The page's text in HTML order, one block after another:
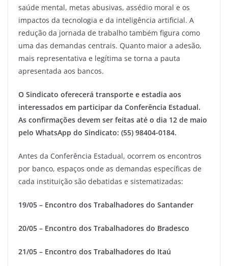
saúde mental, metas abusivas, assédio moral e os
impactos da tecnologia e da inteligência artificial. A
redução da jornada de trabalho também figura como
uma das demandas centrais. Quanto maior a adesão,
mais representativa e legítima se torna a pauta
apresentada aos bancos.
O Sindicato oferecerá transporte e estadia aos
interessados em participar da Conferência Estadual.
As confirmações devem ser feitas até o dia 12 de maio
pelo WhatsApp do Sindicato: (55) 98404-0184.
Antes da Conferência Estadual, ocorrem os encontros
por banco, espaços onde as demandas específicas de
cada instituição são debatidas e sistematizadas:
19/05 – Encontro dos Trabalhadores do Santander
20/05 – Encontro dos Trabalhadores do Bradesco
21/05 – Encontro dos Trabalhadores do Itaú